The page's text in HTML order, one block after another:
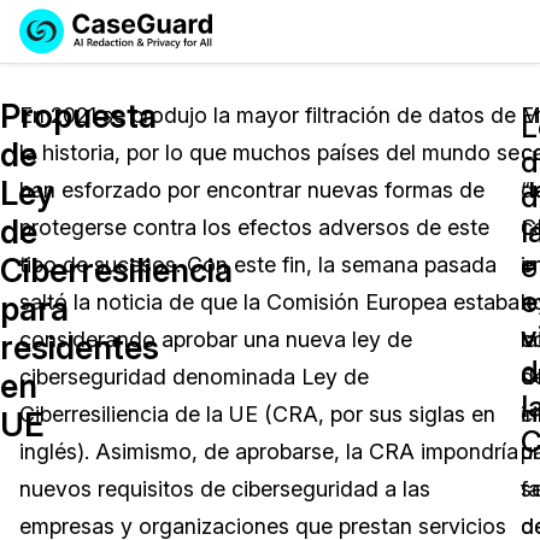
Licencia de CaseGuard Studio
Precios de Redacción a Pedido
Soluciones
Redacción de vídeos
Redacción de documentos
Redacción de audio
Redacción de imágenes
Transcripción y Traducción
Industrias
Cuerpos Policiales
Transportación
Educación
El Gobierno
Precios
Recursos
Preguntas Frecuentes
Artículos
Casos Practicos
Eventos
Demo
English
Español
Propuesta
de
Ley
de
Ciberresiliencia
para
residentes
en
UE
En 2021 se produjo la mayor filtración de datos de
la historia, por lo que muchos países del mundo se
han esforzado por encontrar nuevas formas de
protegerse contra los efectos adversos de este
tipo de sucesos. Con este fin, la semana pasada
saltó la noticia de que la Comisión Europea estaba
considerando aprobar una nueva ley de
ciberseguridad denominada Ley de
Ciberresiliencia de la UE (CRA, por sus siglas en
inglés). Asimismo, de aprobarse, la CRA impondría
nuevos requisitos de ciberseguridad a las
empresas y organizaciones que prestan servicios
la